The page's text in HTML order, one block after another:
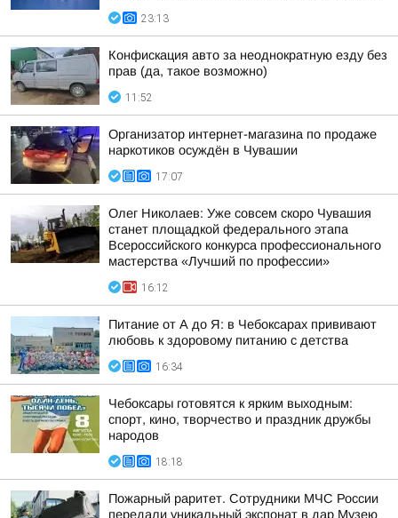
23:13
Конфискация авто за неоднократную езду без
прав (да, такое возможно)
11:52
Организатор интернет-магазина по продаже
наркотиков осуждён в Чувашии
17:07
Олег Николаев: Уже совсем скоро Чувашия
станет площадкой федерального этапа
Всероссийского конкурса профессионального
мастерства «Лучший по профессии»
16:12
Питание от А до Я: в Чебоксарах прививают
любовь к здоровому питанию с детства
16:34
Чебоксары готовятся к ярким выходным:
спорт, кино, творчество и праздник дружбы
народов
18:18
Пожарный раритет. Сотрудники МЧС России
передали уникальный экспонат в дар Музею